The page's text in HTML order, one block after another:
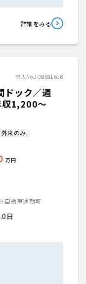
詳細をみる
求人No.JOB581618
ドック／週
収1,200〜
外来のみ
万円
自動車通勤可
日